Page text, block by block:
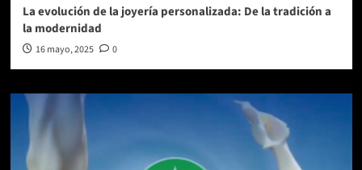
La evolución de la joyería personalizada: De la tradición a
la modernidad
16 mayo, 2025 0